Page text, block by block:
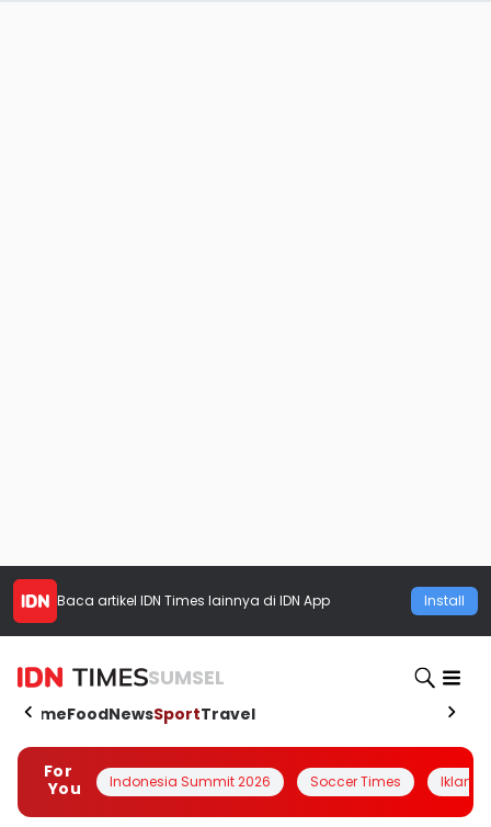
Baca artikel IDN Times lainnya di IDN App Install
SUMSEL
HomeFoodNewsSportTravel
For
You
Indonesia Summit 2026 Soccer Times Iklanin